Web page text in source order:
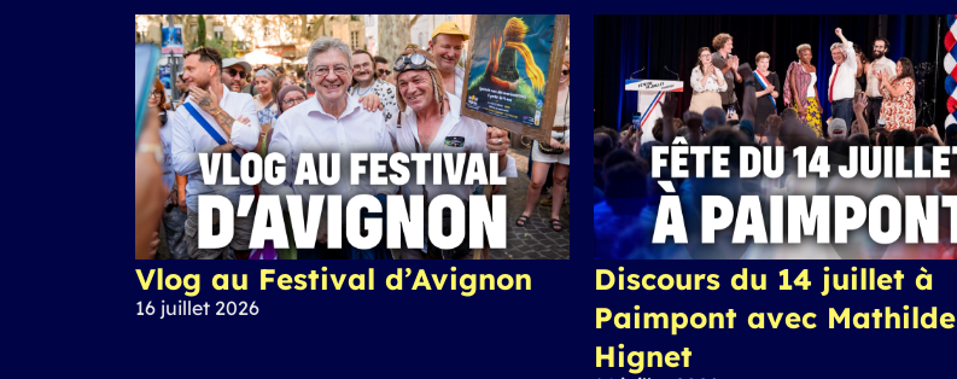
Vlog au Festival d’Avignon
16 juillet 2026
Discours du 14 juillet à
Paimpont avec Mathilde
Hignet